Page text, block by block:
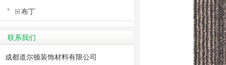
布丁
联系我们
成都道尔顿装饰材料有限公司